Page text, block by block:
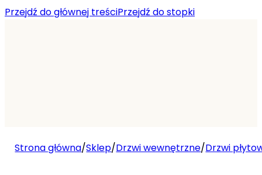
Przejdź do głównej treściPrzejdź do stopki
Strona główna/Sklep/Drzwi wewnętrzne/Drzwi